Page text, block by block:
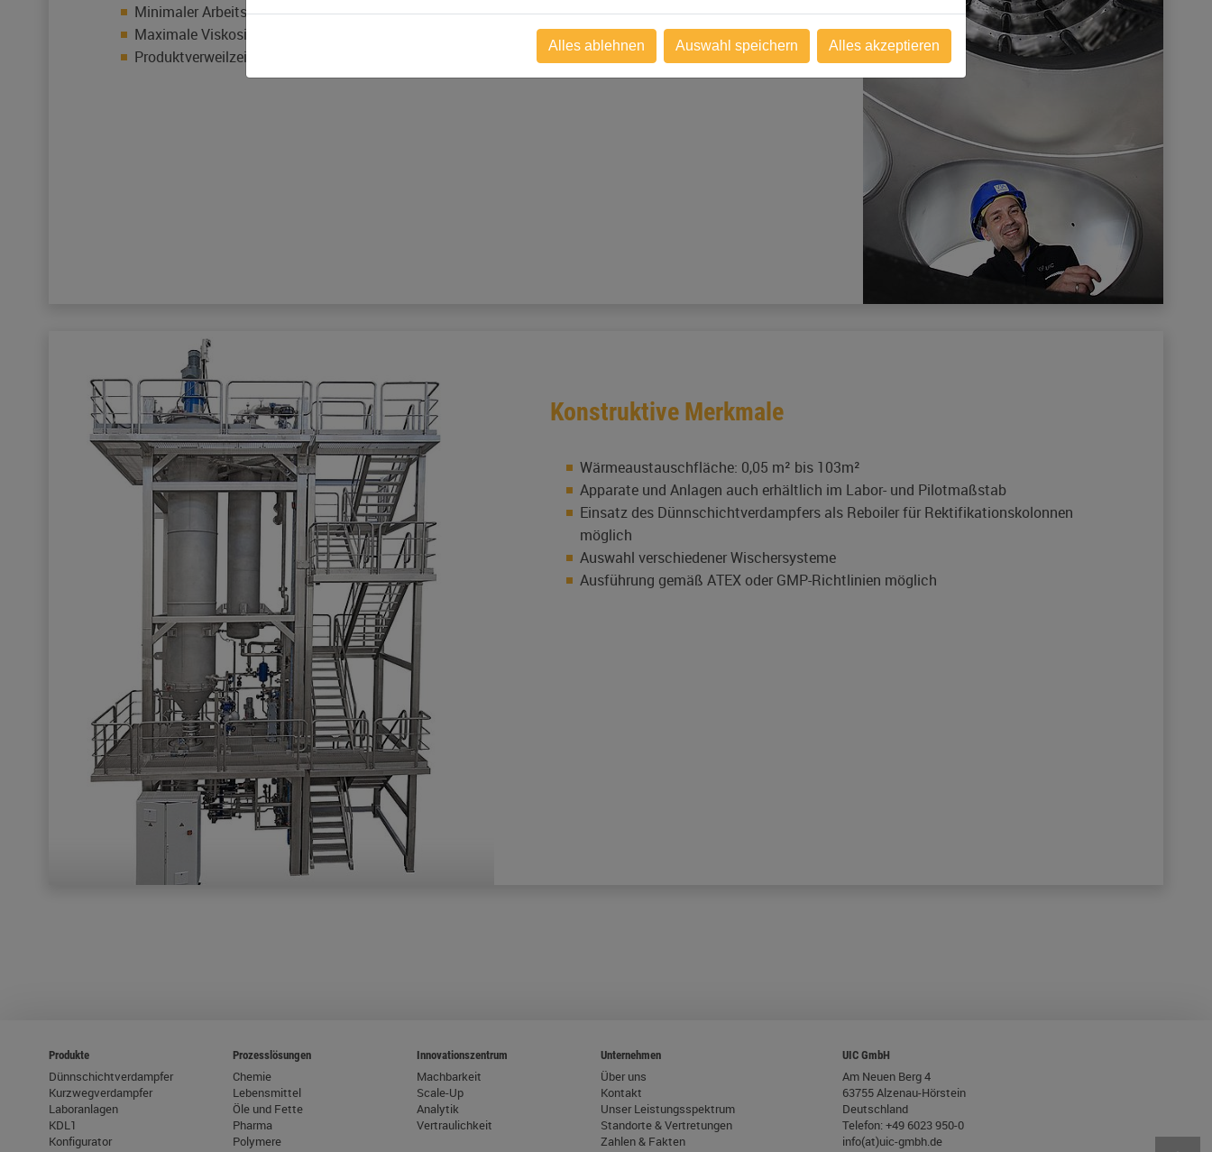
Minimaler Arbeitsdruck: bis zu 1 mbar
Maximale Viskosität bei Betriebstemperatur: 75.000 mPas
Produktverweilzeit: unter 1 Minute bei Siedebedingungen
Konstruktive Merkmale
Wärmeaustauschfläche: 0,05 m² bis 103m²
Apparate und Anlagen auch erhältlich im Labor- und Pilotmaßstab
Einsatz des Dünnschichtverdampfers als Reboiler für Rektifikationskolonnen
möglich
Auswahl verschiedener Wischersysteme
Ausführung gemäß ATEX oder GMP-Richtlinien möglich
Produkte
Dünnschichtverdampfer
Kurzwegverdampfer
Laboranlagen
KDL1
Konfigurator
Prozesslösungen
Chemie
Lebensmittel
Öle und Fette
Pharma
Polymere
Innovationszentrum
Machbarkeit
Scale-Up
Analytik
Vertraulichkeit
Unternehmen
Über uns
Kontakt
Unser Leistungsspektrum
Standorte & Vertretungen
Zahlen & Fakten
UIC GmbH
Am Neuen Berg 4
63755 Alzenau-Hörstein
Deutschland
Telefon:+49 6023 950-0
info(at)uic-gmbh.de
Alles ablehnen Auswahl speichern Alles akzeptieren